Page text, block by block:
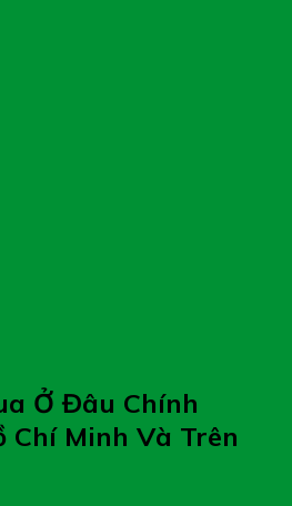
Ở Đâu Chính
Chí Minh Và Trên